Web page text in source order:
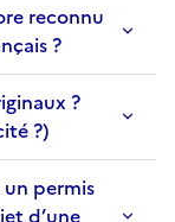
reconnu
?
?
?)
un permis
d’une